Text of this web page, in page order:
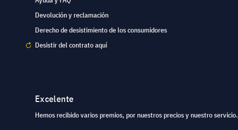
Devolución y reclamación
Derecho de desistimiento de los consumidores
Desistir del contrato aquí
Excelente
Hemos recibido varios premios, por nuestros precios y nuestro servicio.